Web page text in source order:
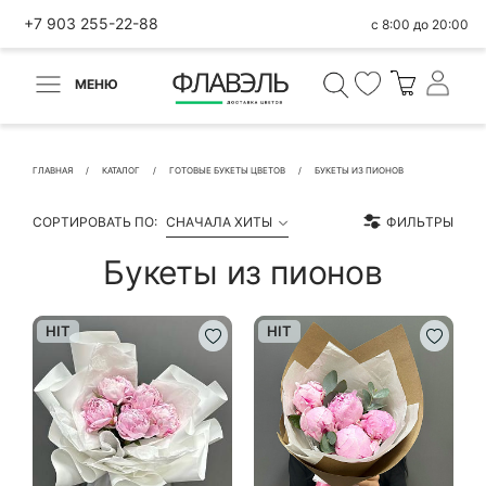
+7 903 255-22-88 с 8:00 до 20:00
МЕНЮ
ГЛАВНАЯ КАТАЛОГ ГОТОВЫЕ БУКЕТЫ ЦВЕТОВ БУКЕТЫ ИЗ ПИОНОВ
СОРТИРОВАТЬ ПО: СНАЧАЛА ХИТЫ ФИЛЬТРЫ
Букеты из пионов
HIT HIT
ВЕРНУТЬСЯ
Быстрая покупка
БЫСТРАЯ ПОКУПКА